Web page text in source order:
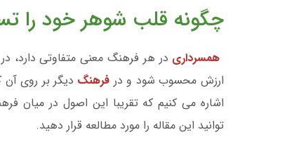
چگونه قلب شوهر خود را تسخیر
همسرداری در هر فرهنگ معنی متفاوتی دارد،
ارزش محسوب شود و در فرهنگ دیگر بر روی آن
اشاره می کنیم که تقریبا این اصول در میان
توانید این مقاله را مورد مطالعه قرار دهید.